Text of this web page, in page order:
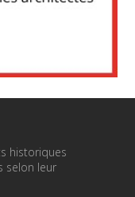
historiques
selon leur